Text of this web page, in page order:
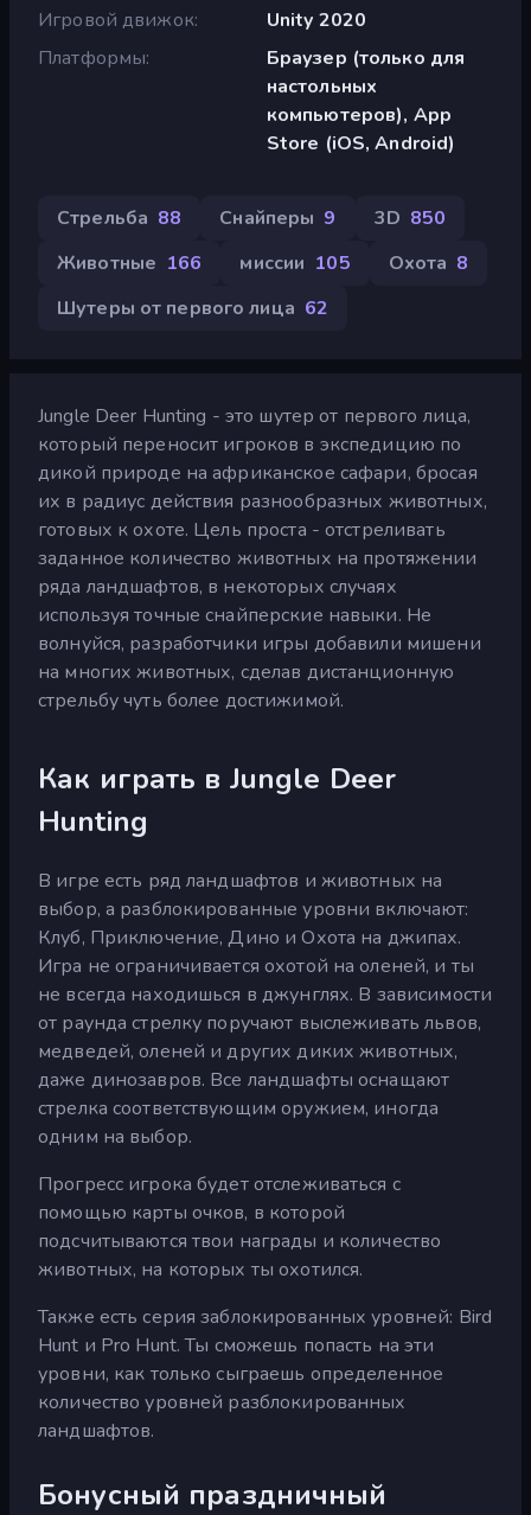
Игровой движок
Unity 2020
Платформы
Браузер (только для
настольных
компьютеров), App
Store (iOS, Android)
Стрельба 88 Снайперы 9 3D 850
Животные 166 миссии 105 Охота 8
Шутеры от первого лица 62
Jungle Deer Hunting - это шутер от первого лица,
который переносит игроков в экспедицию по
дикой природе на африканское сафари, бросая
их в радиус действия разнообразных животных,
готовых к охоте. Цель проста - отстреливать
заданное количество животных на протяжении
ряда ландшафтов, в некоторых случаях
используя точные снайперские навыки. Не
волнуйся, разработчики игры добавили мишени
на многих животных, сделав дистанционную
стрельбу чуть более достижимой.
Как играть в Jungle Deer
Hunting
В игре есть ряд ландшафтов и животных на
выбор, а разблокированные уровни включают:
Клуб, Приключение, Дино и Охота на джипах.
Игра не ограничивается охотой на оленей, и ты
не всегда находишься в джунглях. В зависимости
от раунда стрелку поручают выслеживать львов,
медведей, оленей и других диких животных,
даже динозавров. Все ландшафты оснащают
стрелка соответствующим оружием, иногда
одним на выбор.
Прогресс игрока будет отслеживаться с
помощью карты очков, в которой
подсчитываются твои награды и количество
животных, на которых ты охотился.
Также есть серия заблокированных уровней: Bird
Hunt и Pro Hunt. Ты сможешь попасть на эти
уровни, как только сыграешь определенное
количество уровней разблокированных
ландшафтов.
Бонусный праздничный